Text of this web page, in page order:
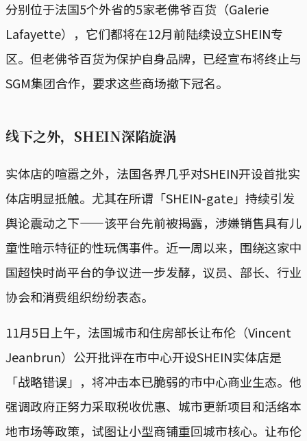
分别位于法国5个外省的5家老佛爷百货（Galerie
Lafayette），它们都将在12月前陆续设立SHEIN专
区。但老佛爷百货为保护自身品牌，已经宣布将终止与
SGM集团合作，要求这些商场撤下冠名。
线下之外，SHEIN深陷旋涡
实体店的喧嚣之外，法国各界几乎对SHEIN开设首批实
体店明显抵触。尤其在所谓「SHEIN-gate」持续引发
舆论震动之下——该平台先前被揭露，涉嫌销售具有儿
童性暗示特征的性玩偶事件。近一周以来，围绕这家中
国超快时尚平台的争议进一步发酵，议员、部长、行业
协会和消费组织纷纷表态。
11月5日上午，法国城市和住房部长让布伦（Vincent
Jeanbrun）公开批评在市中心开设SHEIN实体店是
「战略错误」，将冲击本已脆弱的市中心商业生态。他
强调政府正努力采取税收优惠、城市更新项目和活络本
地市场等政策，试图让小型商铺重回城市核心。让布伦